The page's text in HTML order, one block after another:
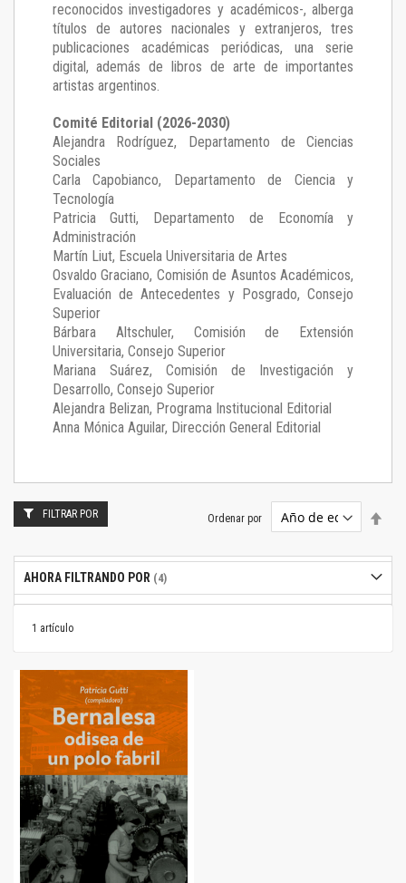
reconocidos investigadores y académicos-, alberga
títulos de autores nacionales y extranjeros, tres
publicaciones académicas periódicas, una serie
digital, además de libros de arte de importantes
artistas argentinos.
Comité Editorial (2026-2030)
Alejandra Rodríguez, Departamento de Ciencias
Sociales
Carla Capobianco, Departamento de Ciencia y
Tecnología
Patricia Gutti, Departamento de Economía y
Administración
Martín Liut, Escuela Universitaria de Artes
Osvaldo Graciano, Comisión de Asuntos Académicos,
Evaluación de Antecedentes y Posgrado, Consejo
Superior
Bárbara Altschuler, Comisión de Extensión
Universitaria, Consejo Superior
Mariana Suárez, Comisión de Investigación y
Desarrollo, Consejo Superior
Alejandra Belizan, Programa Institucional Editorial
Anna Mónica Aguilar, Dirección General Editorial
1 artículo
Ordenar por
FILTRAR POR
AHORA FILTRANDO POR